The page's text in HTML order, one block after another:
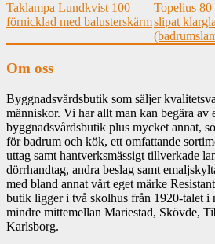
Taklampa Lundkvist 100
förnicklad med balusterskärm
Topelius 80
slipat
Om oss
Byggnadsvårdsbutik som säljer
människor. Vi har allt man kan begära av
byggnadsvårdsbutik plus mycket annat,
för badrum och kök, ett omfattande
uttag samt hantverksmässigt tillverkade
dörrhandtag, andra beslag samt
med bland annat vårt eget märke
butik ligger i två skolhus från 1920-talet i
mindre mittemellan Mariestad, Skövde,
Karlsborg.